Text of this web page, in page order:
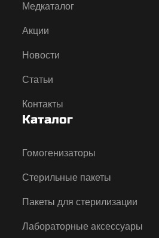
Медкаталог
Акции
Новости
Статьи
Контакты
Каталог
Гомогенизаторы
Стерильные пакеты
Пакеты для стерилизации
Лабораторные аксессуары